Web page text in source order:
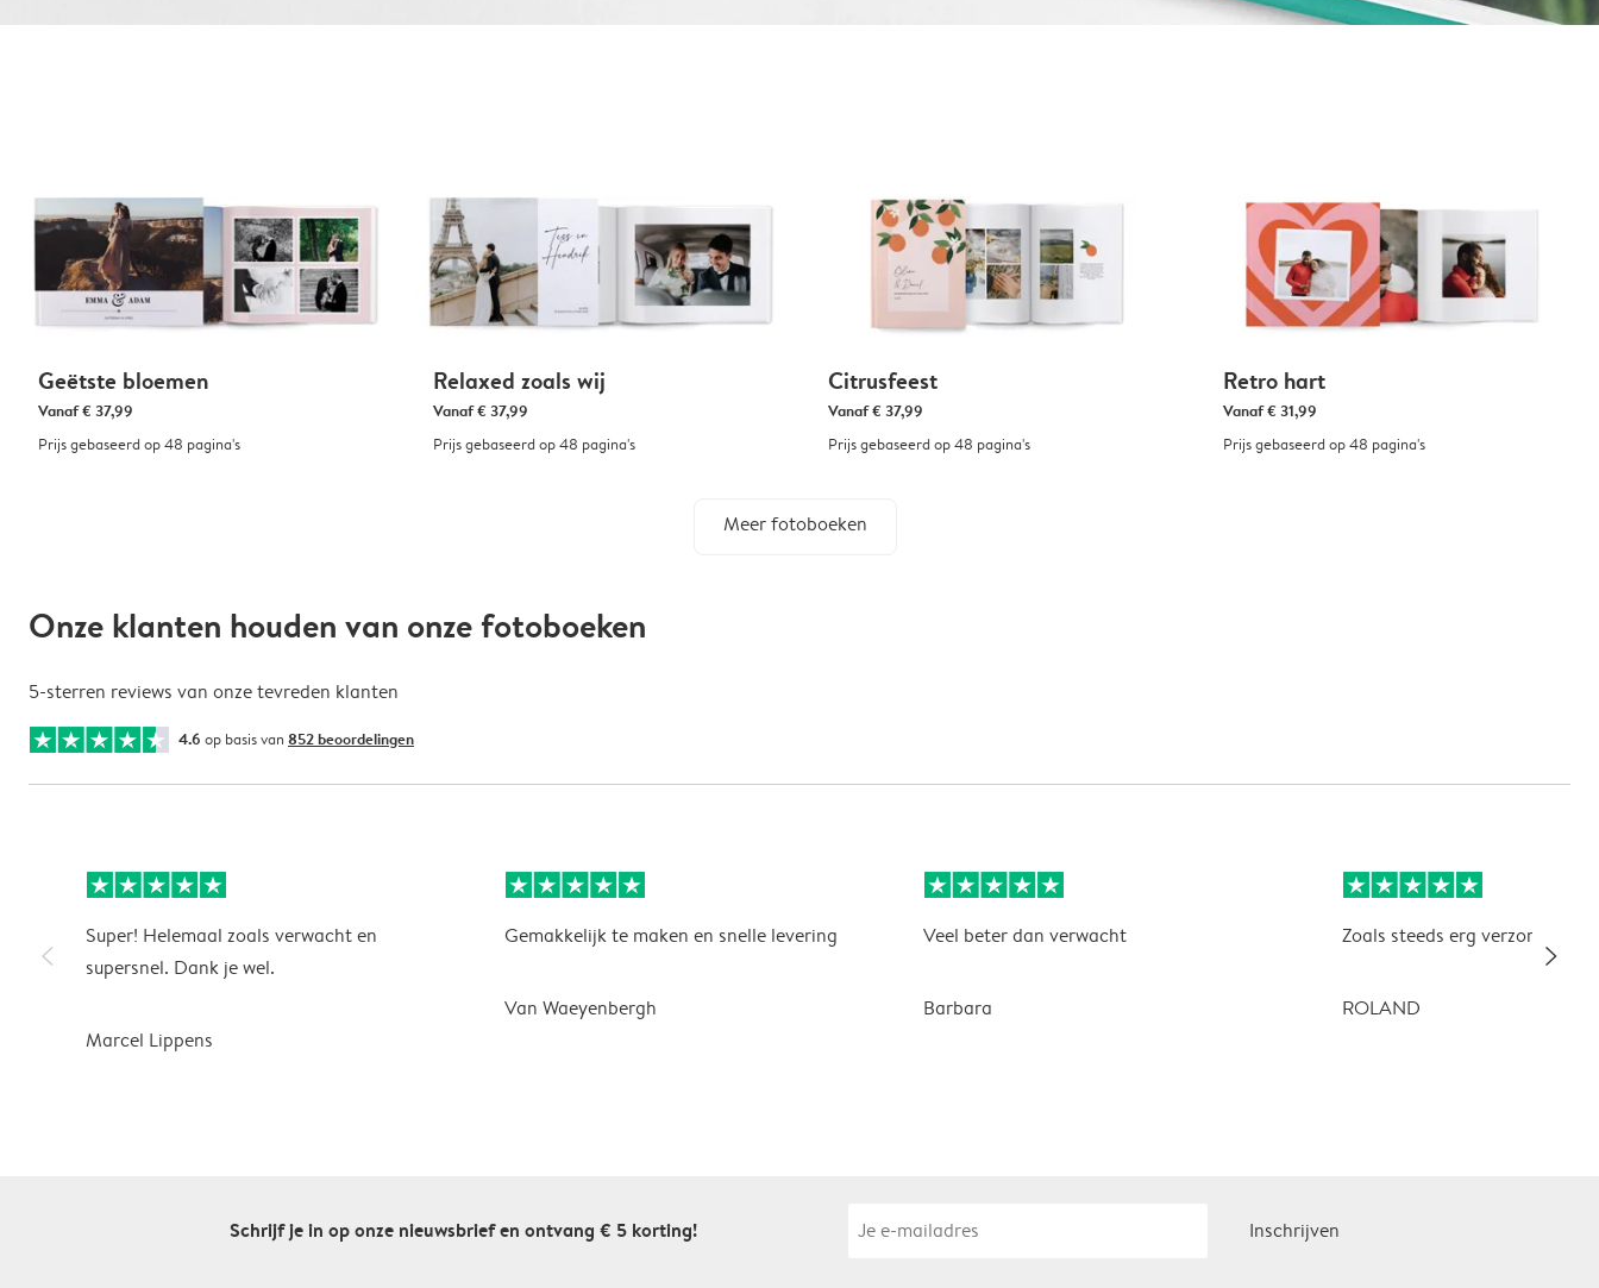
Geëtste bloemen
Vanaf€ 37,99
Prijs gebaseerd op 48 pagina's
Relaxed zoals wij
Vanaf€ 37,99
Prijs gebaseerd op 48 pagina's
Citrusfeest
Vanaf€ 37,99
Prijs gebaseerd op 48 pagina's
Retro hart
Vanaf€ 31,99
Prijs gebaseerd op 48 pagina's
Meer fotoboeken
Onze klanten houden van onze fotoboeken
5-sterren reviews van onze tevreden klanten
4.6 op basis van 852 beoordelingen
slim_arrow_left
Super! Helemaal zoals verwacht en
supersnel. Dank je wel.
Marcel Lippens
Gemakkelijk te maken en snelle levering
Van Waeyenbergh
Veel beter dan verwacht
Barbara
Zoals steeds erg verzorgd en
ROLAND
slim_arrow_right
Schrijf je in op onze nieuwsbrief en ontvang € 5 korting! Inschrijven